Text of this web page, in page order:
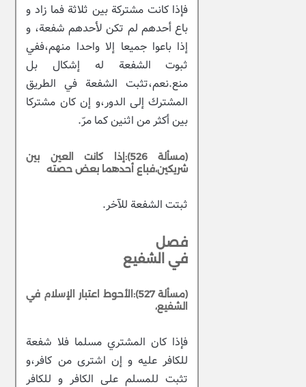
فإذا كانت مشتركة بين ثلاثة فما زاد و
باع أحدهم لم تكن لأحدهم شفعة، و
إذا باعوا جميعا إلا واحدا منهم،ففي
ثبوت الشفعة له إشكال بل
منع.نعم،تثبت الشفعة في الطريق
المشترك إلى الدور،و إن كان مشتركا
بين أكثر من اثنين كما مرّ.
(مسألة 526):إذا كانت العين بين
شريكين،فباع أحدهما بعض حصته
ثبتت الشفعة للآخر.
فصل
في الشفيع
(مسألة 527):الأحوط اعتبار الإسلام في
الشفيع،
فإذا كان المشتري مسلما فلا شفعة
للكافر عليه و إن اشترى من كافر،و
تثبت للمسلم على الكافر و للكافر